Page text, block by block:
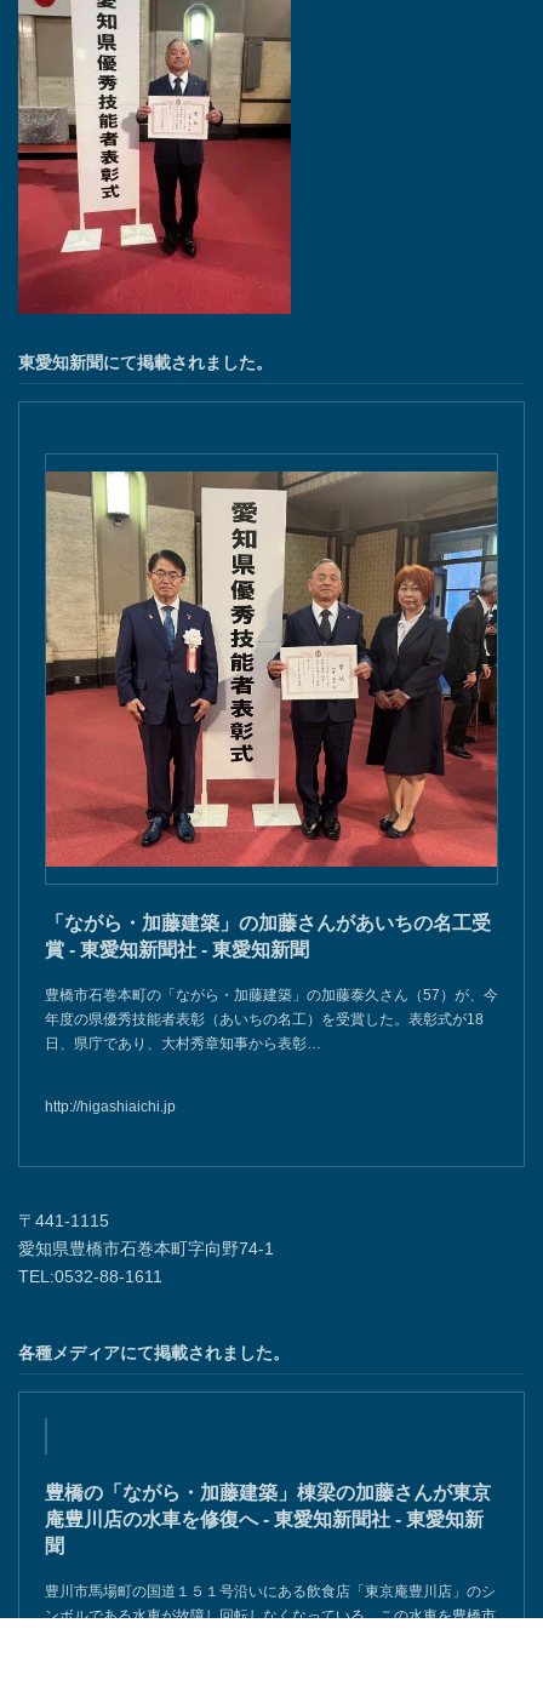
東愛知新聞にて掲載されました。
「ながら・加藤建築」の加藤さんがあいちの名工受
賞 - 東愛知新聞社 - 東愛知新聞
豊橋市石巻本町の「ながら・加藤建築」の加藤泰久さん（57）が、今
年度の県優秀技能者表彰（あいちの名工）を受賞した。表彰式が18
日、県庁であり、大村秀章知事から表彰…
http://higashiaichi.jp
〒441-1115
愛知県豊橋市石巻本町字向野74-1
TEL:0532-88-1611
各種メディアにて掲載されました。